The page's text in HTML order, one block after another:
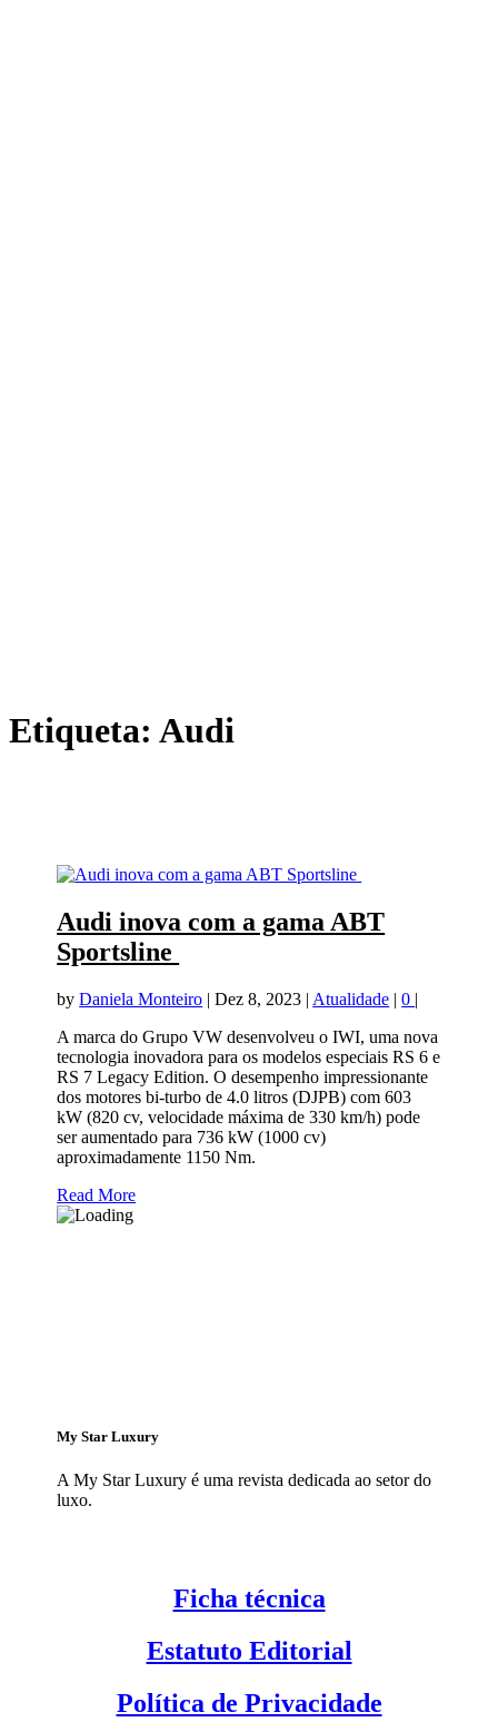
Etiqueta: Audi
Audi inova com a gama ABT
Sportsline
byDaniela Monteiro |Dez 8, 2023 | Atualidade |0 |
A marca do Grupo VW desenvolveu o IWI, uma nova
tecnologia inovadora para os modelos especiais RS 6 e
RS 7 Legacy Edition. O desempenho impressionante
dos motores bi-turbo de 4.0 litros (DJPB) com 603
kW (820 cv, velocidade máxima de 330 km/h) pode
ser aumentado para 736 kW (1000 cv)
aproximadamente 1150 Nm.
Read More
My Star Luxury
A My Star Luxury é uma revista dedicada ao setor do
luxo.
Ficha técnica
Estatuto Editorial
Política de Privacidade